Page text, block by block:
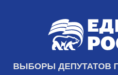
ВЫБОРЫ ДЕПУТАТОВ